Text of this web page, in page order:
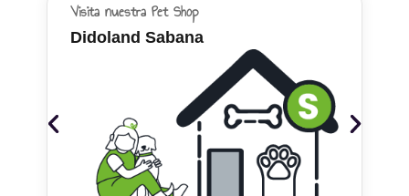
Visita nuestra Pet Shop
Didoland Sabana